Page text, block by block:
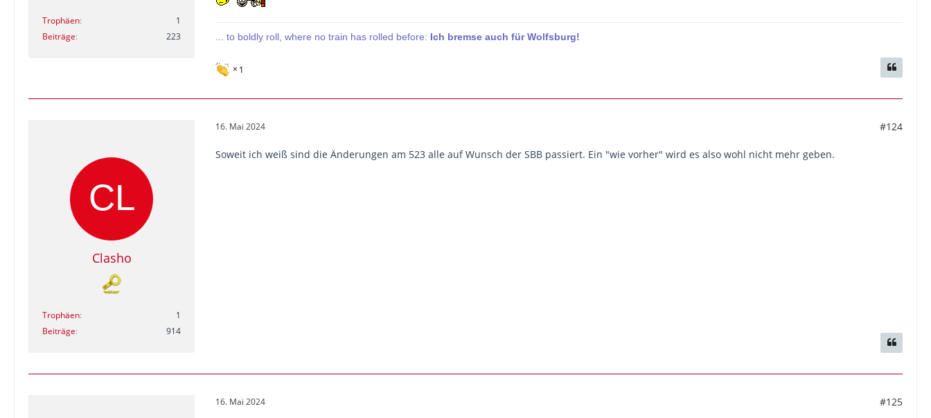
Trophäen
1
Beiträge
223 ... to boldly roll, where no train has rolled before: Ich bremse auch für Wolfsburg!
1
Clasho
Trophäen
1
Beiträge
914
16. Mai 2024 #124
Soweit ich weiß sind die Änderungen am 523 alle auf Wunsch der SBB passiert. Ein "wie vorher" wird es also wohl nicht mehr geben.
16. Mai 2024 #125